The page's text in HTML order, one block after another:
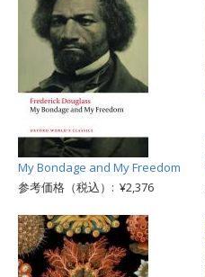
My Bondage and My Freedom
参考価格（税込）: ¥2,376